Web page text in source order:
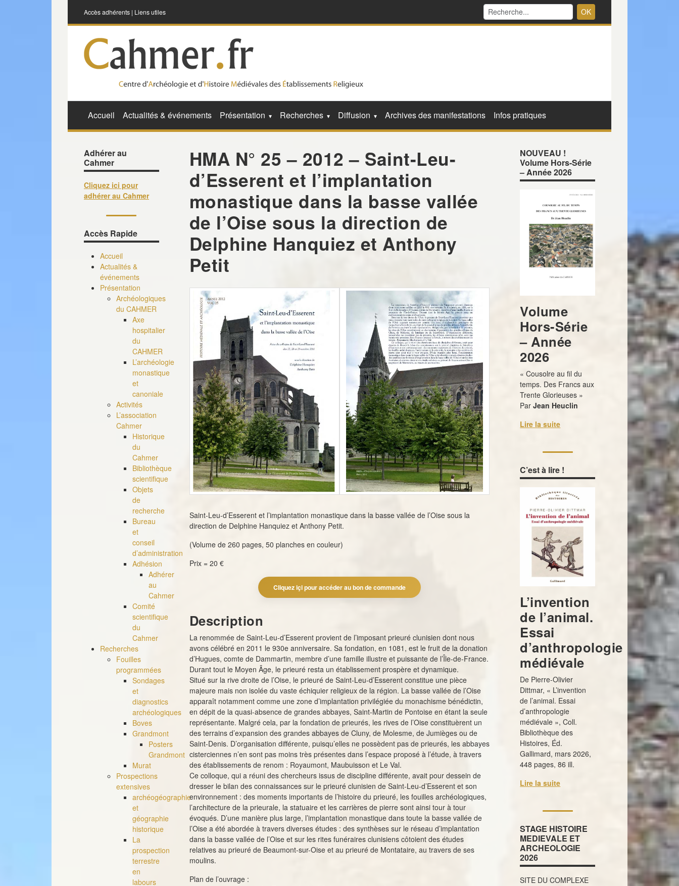
Accès adhérents | Liens utiles OK
Accueil Actualités & événements Présentation Recherches Diffusion Archives des manifestations Infos pratiques
Adhérer au
Cahmer
Cliquez ici pour
adhérer au Cahmer
Accès Rapide
Accueil
Actualités &
événements
Présentation
Archéologiques
du CAHMER
Axe
hospitalier
du
CAHMER
L’archéologie
monastique
et
canoniale
Activités
L’association
Cahmer
Historique
du
Cahmer
Bibliothèque
scientifique
Objets
de
recherche
Bureau
et
conseil
d’administration
Adhésion
Adhérer
au
Cahmer
Comité
scientifique
du
Cahmer
Recherches
Fouilles
programmées
Sondages
et
diagnostics
archéologiques
Boves
Grandmont
Posters
Grandmont
Murat
Prospections
extensives
archéogéographie
et
géographie
historique
La
prospection
terrestre
en
labours
HMA N° 25 – 2012 – Saint-Leu-
d’Esserent et l’implantation
monastique dans la basse vallée
de l’Oise sous la direction de
Delphine Hanquiez et Anthony
Petit
Saint-Leu-d’Esserent et l’implantation monastique dans la basse vallée de l’Oise sous la
direction de Delphine Hanquiez et Anthony Petit.
(Volume de 260 pages, 50 planches en couleur)
Prix = 20 €
Cliquez içi pour accéder au bon de commande
Description
La renommée de Saint-Leu-d’Esserent provient de l’imposant prieuré clunisien dont nous
avons célébré en 2011 le 930e anniversaire. Sa fondation, en 1081, est le fruit de la donation
d’Hugues, comte de Dammartin, membre d’une famille illustre et puissante de l’Île-de-France.
Durant tout le Moyen Âge, le prieuré resta un établissement prospère et dynamique.
Situé sur la rive droite de l’Oise, le prieuré de Saint-Leu-d’Esserent constitue une pièce
majeure mais non isolée du vaste échiquier religieux de la région. La basse vallée de l’Oise
apparaît notamment comme une zone d’implantation privilégiée du monachisme bénédictin,
en dépit de la quasi-absence de grandes abbayes, Saint-Martin de Pontoise en étant la seule
représentante. Malgré cela, par la fondation de prieurés, les rives de l’Oise constituèrent un
des terrains d’expansion des grandes abbayes de Cluny, de Molesme, de Jumièges ou de
Saint-Denis. D’organisation différente, puisqu’elles ne possèdent pas de prieurés, les abbayes
cisterciennes n’en sont pas moins très présentes dans l’espace proposé à l’étude, à travers
des établissements de renom : Royaumont, Maubuisson et Le Val.
Ce colloque, qui a réuni des chercheurs issus de discipline différente, avait pour dessein de
dresser le bilan des connaissances sur le prieuré clunisien de Saint-Leu-d’Esserent et son
environnement : des moments importants de l’histoire du prieuré, les fouilles archéologiques,
l’architecture de la prieurale, la statuaire et les carrières de pierre sont ainsi tour à tour
évoqués. D’une manière plus large, l’implantation monastique dans toute la basse vallée de
l’Oise a été abordée à travers diverses études : des synthèses sur le réseau d’implantation
dans la basse vallée de l’Oise et sur les rites funéraires clunisiens côtoient des études
relatives au prieuré de Beaumont-sur-Oise et au prieuré de Montataire, au travers de ses
moulins.
Plan de l’ouvrage :
NOUVEAU !
Volume Hors-Série
– Année 2026
Volume
Hors-Série
– Année
2026
« Cousolre au fil du
temps. Des Francs aux
Trente Glorieuses »
ParJean Heuclin
Lire la suite
C’est à lire !
L’invention
de l’animal.
Essai
d’anthropologie
médiévale
De Pierre-Olivier
Dittmar, « L’invention
de l’animal. Essai
d’anthropologie
médiévale », Coll.
Bibliothèque des
Histoires, Éd.
Gallimard, mars 2026,
448 pages, 86 ill.
Lire la suite
STAGE HISTOIRE
MEDIEVALE ET
ARCHEOLOGIE
2026
SITE DU COMPLEXE